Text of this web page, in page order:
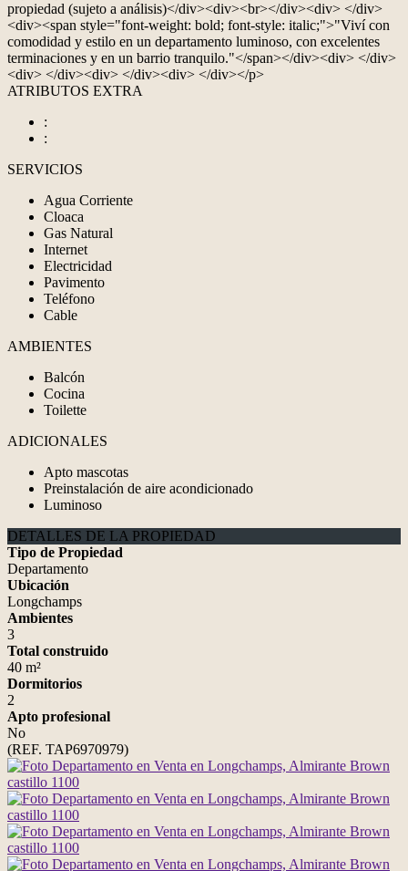
propiedad (sujeto a análisis)</div><div><br></div><div> </div>
<div><span style="font-weight: bold; font-style: italic;">"Viví con
comodidad y estilo en un departamento luminoso, con excelentes
terminaciones y en un barrio tranquilo."</span></div><div> </div>
<div> </div><div> </div><div> </div></p>
ATRIBUTOS EXTRA
:
:
SERVICIOS
Agua Corriente
Cloaca
Gas Natural
Internet
Electricidad
Pavimento
Teléfono
Cable
AMBIENTES
Balcón
Cocina
Toilette
ADICIONALES
Apto mascotas
Preinstalación de aire acondicionado
Luminoso
DETALLES DE LA PROPIEDAD
Tipo de Propiedad
Departamento
Ubicación
Longchamps
Ambientes
3
Total construido
40 m²
Dormitorios
2
Apto profesional
No
(REF. TAP6970979)